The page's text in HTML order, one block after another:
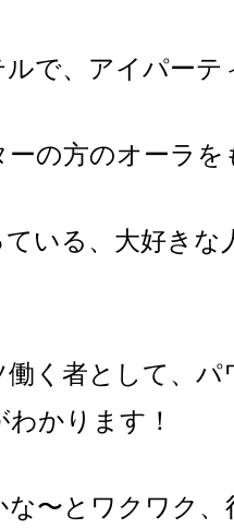
で、アイパー
の方のオーラ
いる、大好き
く者として、
かります！
な〜とワクワク